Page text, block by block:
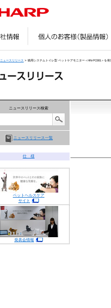
ニュースリリース > 猫用システムトイレ型 ペットケアモニター＜HN-PC001＞を発
ニュースリリース検索
ニュースリリース一覧
仕 様
ペットヘルスケア
サイト
発表会情報